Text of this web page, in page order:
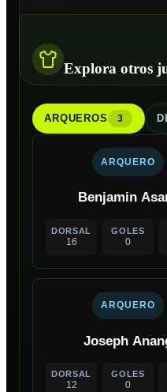
Explora otros
ARQUEROS 3
ARQUERO
Benjamin
DORSAL
16
GOLES
0
ARQUERO
Joseph
DORSAL
12
GOLES
0